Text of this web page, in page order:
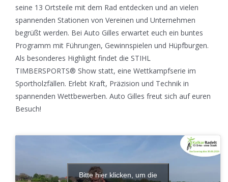
seine 13 Ortsteile mit dem Rad entdecken und an vielen
spannenden Stationen von Vereinen und Unternehmen
begrüßt werden. Bei Auto Gilles erwartet euch ein buntes
Programm mit Führungen, Gewinnspielen und Hüpfburgen.
Als besonderes Highlight findet die STIHL
TIMBERSPORTS® Show statt, eine Wettkampfserie im
Sportholzfällen. Erlebt Kraft, Präzision und Technik in
spannenden Wettbewerben. Auto Gilles freut sich auf euren
Besuch!
Bitte hier klicken, um die